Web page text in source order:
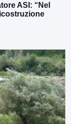
ASI: “Nel